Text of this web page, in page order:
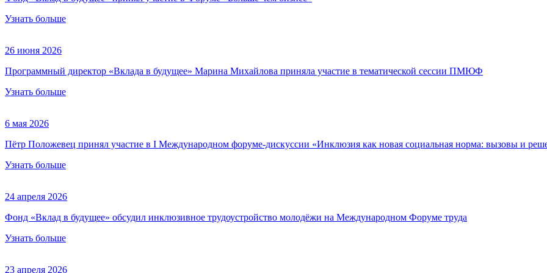
Узнать больше
26 июня 2026
Программный директор «Вклада в будущее» Марина Михайлова приняла участие в тематической сессии ПМЮФ
Узнать больше
6 мая 2026
Пётр Положевец принял участие в I Международном форуме-дискуссии «Инклюзия как новая социальная норма: вызовы и
Узнать больше
24 апреля 2026
Фонд «Вклад в будущее» обсудил инклюзивное трудоустройство молодёжи на Международном Форуме труда
Узнать больше
23 апреля 2026